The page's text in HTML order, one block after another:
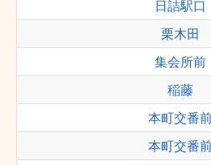
日詰駅口
栗木田
集会所前
稲藤
本町交番
本町交番